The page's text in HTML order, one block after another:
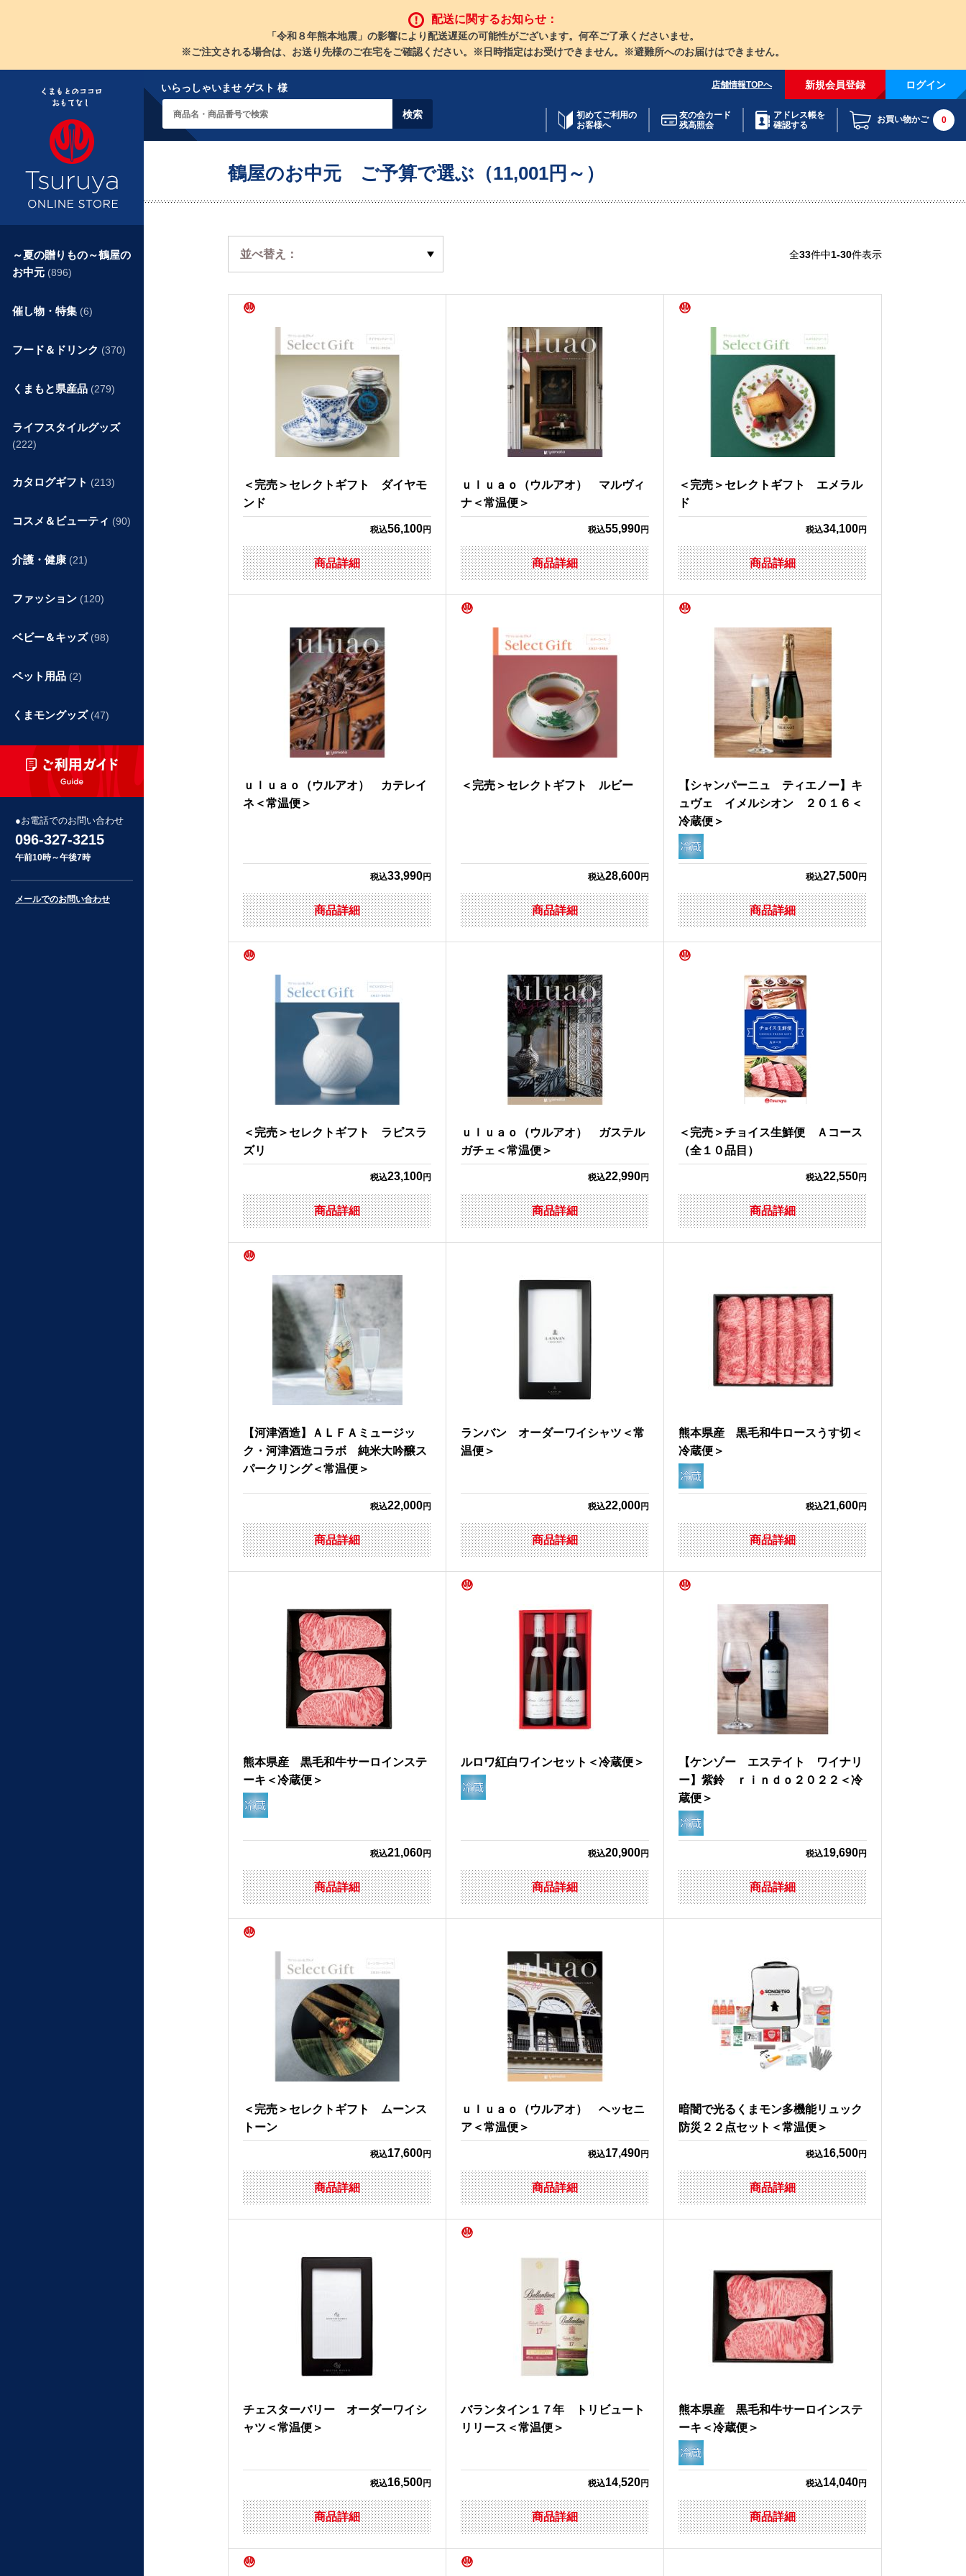
配送に関するお知らせ：
「令和８年熊本地震」の影響により配送遅延の可能性がございます。何卒ご了承くださいませ。
※ご注文される場合は、お送り先様のご在宅をご確認ください。※日時指定はお受けできません。※避難所へのお届けはできません。
いらっしゃいませ ゲスト 様 店舗情報TOPへ 新規会員登録 ログイン
初めてご利用の
お客様へ
友の会カード
残高照会
アドレス帳を
確認する
お買い物かご 0
鶴屋のお中元 ご予算で選ぶ（11,001円～）
並べ替え： 全33件中1-30件表示
＜完売＞セレクトギフト ダイヤモ
ンド
税込56,100円
商品詳細
ｕｌｕａｏ（ウルアオ） マルヴィ
ナ＜常温便＞
税込55,990円
商品詳細
＜完売＞セレクトギフト エメラル
ド
税込34,100円
商品詳細
ｕｌｕａｏ（ウルアオ） カテレイ
ネ＜常温便＞
税込33,990円
商品詳細
＜完売＞セレクトギフト ルビー
税込28,600円
商品詳細
【シャンパーニュ ティエノー】キ
ュヴェ イメルシオン ２０１６＜
冷蔵便＞
税込27,500円
商品詳細
＜完売＞セレクトギフト ラピスラ
ズリ
税込23,100円
商品詳細
ｕｌｕａｏ（ウルアオ） ガステル
ガチェ＜常温便＞
税込22,990円
商品詳細
＜完売＞チョイス生鮮便 Ａコース
（全１０品目）
税込22,550円
商品詳細
【河津酒造】ＡＬＦＡミュージッ
ク・河津酒造コラボ 純米大吟醸ス
パークリング＜常温便＞
税込22,000円
商品詳細
ランバン オーダーワイシャツ＜常
温便＞
税込22,000円
商品詳細
熊本県産 黒毛和牛ロースうす切＜
冷蔵便＞
税込21,600円
商品詳細
熊本県産 黒毛和牛サーロインステ
ーキ＜冷蔵便＞
税込21,060円
商品詳細
ルロワ紅白ワインセット＜冷蔵便＞
税込20,900円
商品詳細
【ケンゾー エステイト ワイナリ
ー】紫鈴 ｒｉｎｄｏ２０２２＜冷
蔵便＞
税込19,690円
商品詳細
＜完売＞セレクトギフト ムーンス
トーン
税込17,600円
商品詳細
ｕｌｕａｏ（ウルアオ） ヘッセニ
ア＜常温便＞
税込17,490円
商品詳細
暗闇で光るくまモン多機能リュック
防災２２点セット＜常温便＞
税込16,500円
商品詳細
チェスターバリー オーダーワイシ
ャツ＜常温便＞
税込16,500円
商品詳細
バランタイン１７年 トリビュート
リリース＜常温便＞
税込14,520円
商品詳細
熊本県産 黒毛和牛サーロインステ
ーキ＜冷蔵便＞
税込14,040円
商品詳細
～夏の贈りもの～鶴屋の
お中元 (896)
催し物・特集 (6)
フード＆ドリンク (370)
くまもと県産品 (279)
ライフスタイルグッズ
(222)
カタログギフト (213)
コスメ＆ビューティ (90)
介護・健康 (21)
ファッション (120)
ベビー＆キッズ (98)
ペット用品 (2)
くまモングッズ (47)
お電話でのお問い合わせ
096-327-3215
午前10時～午後7時
メールでのお問い合わせ